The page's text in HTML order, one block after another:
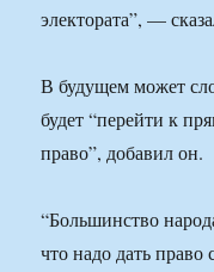
электората”, —
В будущем может
будет “перейти к
право”, добавил он.
“Большинство
что надо дать право